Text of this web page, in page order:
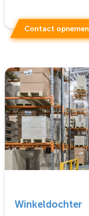
Contact opnemen
Winkeldochter